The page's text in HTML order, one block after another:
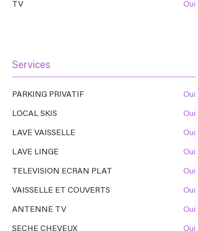
TV oui
Services
PARKING PRIVATIF oui
LOCAL SKIS oui
LAVE VAISSELLE oui
LAVE LINGE oui
TELEVISION ECRAN PLAT oui
VAISSELLE ET COUVERTS oui
ANTENNE TV oui
SECHE CHEVEUX oui